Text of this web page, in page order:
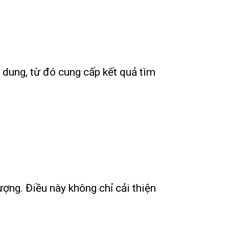
từ đó cung cấp kết quả tìm
Điều này không chỉ cải thiện